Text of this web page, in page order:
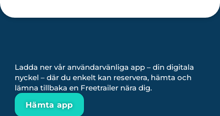
Ladda ner vår användarvänliga app – din digitala
nyckel – där du enkelt kan reservera, hämta och
lämna tillbaka en Freetrailer nära dig.
Hämta app